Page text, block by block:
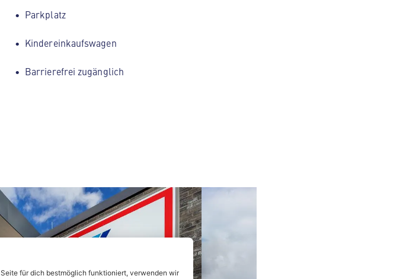
Parkplatz
Kindereinkaufswagen
Barrierefrei zugänglich